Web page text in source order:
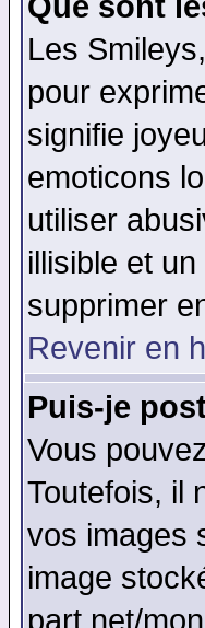
Les
pour
signifie
emoticons
utiliser
illisible et
supprimer
Revenir en
Puis-je
Vous
Toutefois, il
vos images
image
part.net/